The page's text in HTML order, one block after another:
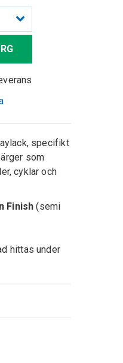
specifikt
som
cyklar och
Finish (semi
hittas under